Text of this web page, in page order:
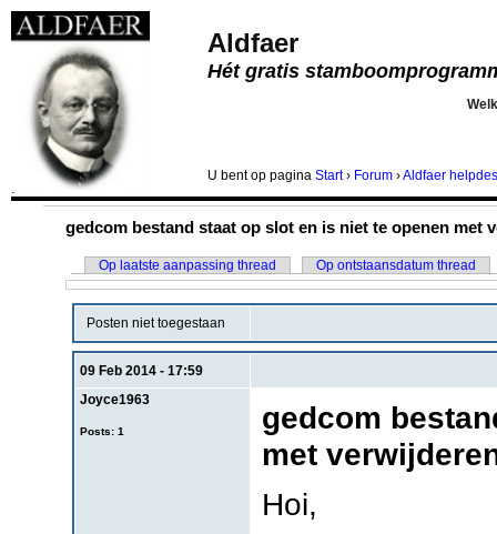
Aldfaer
Hét gratis
U bentop pagina Start› Forum ›Aldfaer
.
gedcom bestand staat op slot en is niet te openen met
Op laatste aanpassing thread Op ontstaansdatum thread
Posten niet toegestaan
09 Feb 2014 - 17:59
Joyce1963
Posts: 1
gedcom
met
Hoi,